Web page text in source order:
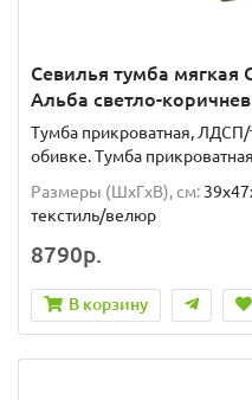
Севилья тумба
Альба светло-
Тумба прикроватная,
обивке. Тумба
Размеры (ШxГxВ), см:
текстиль/велюр
8790р.
В корзину